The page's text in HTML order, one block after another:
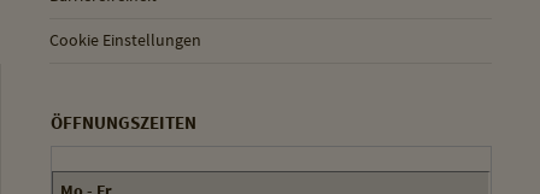
Cookie Einstellungen
ÖFFNUNGSZEITEN